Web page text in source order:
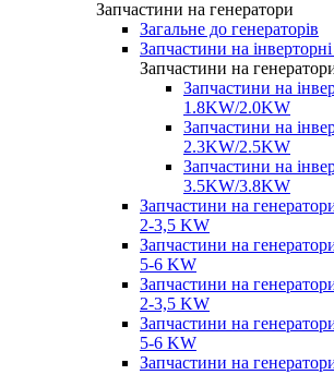
Запчастини на генератори
Загальне до генераторів
Запчастини на
Запчастини на
Запчастини на
1.8KW/2.0KW
Запчастини на
2.3KW/2.5KW
Запчастини на
3.5KW/3.8KW
Запчастини на
2-3,5 KW
Запчастини на
5-6 KW
Запчастини на
2-3,5 KW
Запчастини на
5-6 KW
Запчастини на